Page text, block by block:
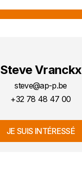
Steve Vranckx
steve@ap-p.be
+32 78 48 47 00
JE SUIS INTÉRESSÉ